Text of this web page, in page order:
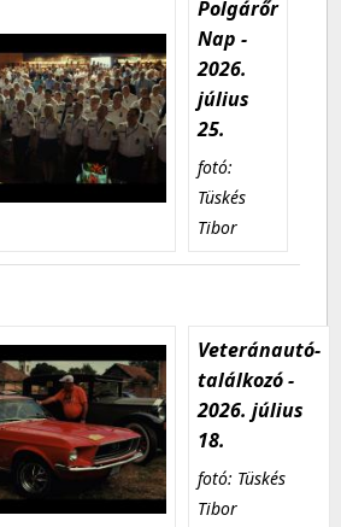
Polgárőr
Nap -
2026.
július
25.
fotó:
Tüskés
Tibor
Veteránautó-
találkozó -
2026. július
18.
fotó: Tüskés
Tibor